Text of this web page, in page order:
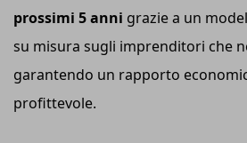
prossimi 5 anni grazie a un
su misura sugli imprenditori che
garantendo un rapporto
profittevole.